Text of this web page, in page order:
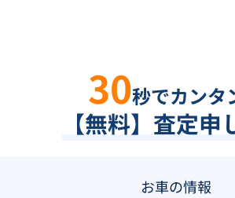
30秒でカンタ
【無料】査定申
お車の情報